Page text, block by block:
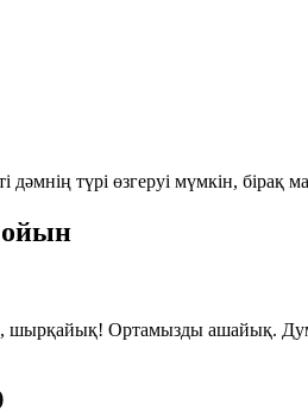
дәмнің түрі өзгеруі мүмкін,
ойын
шырқайық! Ортамызды ашайық.